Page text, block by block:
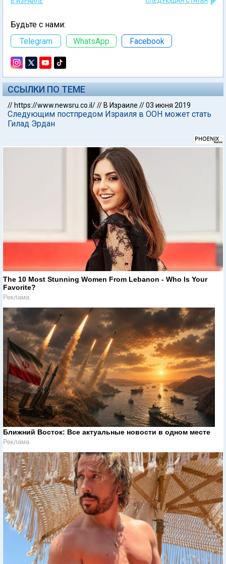
Будьте с нами:
Telegram
WhatsApp Facebook
ССЫЛКИ ПО ТЕМЕ
// https://www.newsru.co.il/// В Израиле //03 июня 2019
Следующим постпредом Израиля в ООН может стать
Гилад Эрдан
The 10 Most Stunning Women From Lebanon - Who Is Your
Favorite?
Реклама
Ближний Восток: Все актуальные новости в одном месте
Реклама